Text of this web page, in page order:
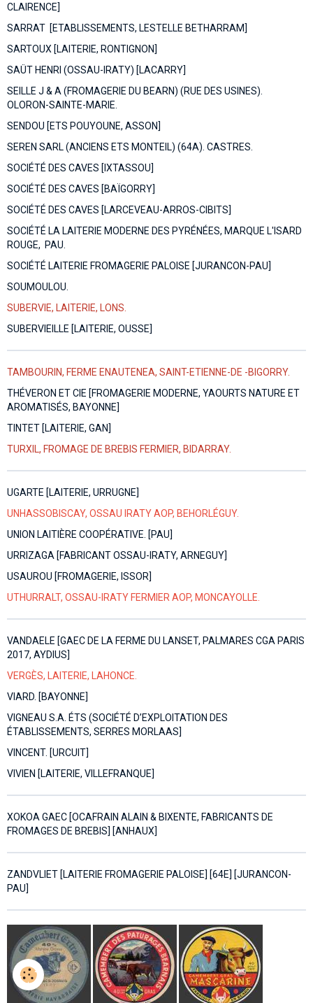
CLAIRENCE]
SARRAT [ETABLISSEMENTS, LESTELLE BETHARRAM]
SARTOUX [LAITERIE, RONTIGNON]
SAÜT HENRI (OSSAU-IRATY) [LACARRY]
SEILLE J & A (FROMAGERIE DU BEARN) (RUE DES USINES).
OLORON-SAINTE-MARIE.
SENDOU [ETS POUYOUNE, ASSON]
SEREN SARL (ANCIENS ETS MONTEIL) (64A). CASTRES.
SOCIÉTÉ DES CAVES [IXTASSOU]
SOCIÉTÉ DES CAVES [BAÏGORRY]
SOCIÉTÉ DES CAVES [LARCEVEAU-ARROS-CIBITS]
SOCIÉTÉ LA LAITERIE MODERNE DES PYRÉNÉES, MARQUE L'ISARD
ROUGE, PAU.
SOCIÉTÉ LAITERIE FROMAGERIE PALOISE [JURANCON-PAU]
SOUMOULOU.
SUBERVIE, LAITERIE, LONS.
SUBERVIEILLE [LAITERIE, OUSSE]
TAMBOURIN, FERME ENAUTENEA, SAINT-ETIENNE-DE -BIGORRY.
THÉVERON ET CIE [FROMAGERIE MODERNE, YAOURTS NATURE ET
AROMATISÉS, BAYONNE]
TINTET [LAITERIE, GAN]
TURXIL, FROMAGE DE BREBIS FERMIER, BIDARRAY.
UGARTE [LAITERIE, URRUGNE]
UNHASSOBISCAY, OSSAU IRATY AOP, BEHORLÉGUY.
UNION LAITIÈRE COOPÉRATIVE. [PAU]
URRIZAGA [FABRICANT OSSAU-IRATY, ARNEGUY]
USAUROU [FROMAGERIE, ISSOR]
UTHURRALT, OSSAU-IRATY FERMIER AOP, MONCAYOLLE.
VANDAELE [GAEC DE LA FERME DU LANSET, PALMARES CGA PARIS
2017, AYDIUS]
VERGÈS, LAITERIE, LAHONCE.
VIARD. [BAYONNE]
VIGNEAU S.A. ÉTS (SOCIÉTÉ D’EXPLOITATION DES
ÉTABLISSEMENTS, SERRES MORLAAS]
VINCENT. [URCUIT]
VIVIEN [LAITERIE, VILLEFRANQUE]
XOKOA GAEC [OCAFRAIN ALAIN & BIXENTE, FABRICANTS DE
FROMAGES DE BREBIS] [ANHAUX]
ZANDVLIET [LAITERIE FROMAGERIE PALOISE] [64E] [JURANCON-
PAU]